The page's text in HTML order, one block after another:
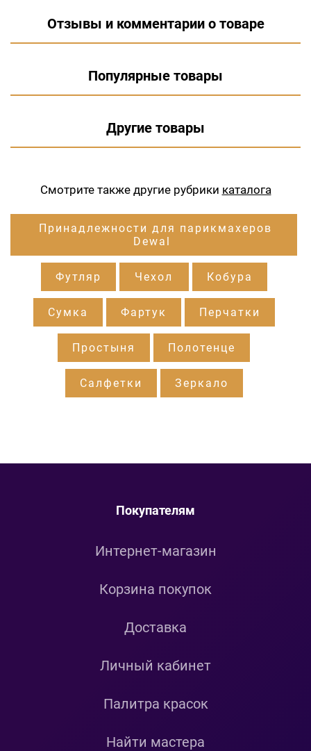
Отзывы и комментарии о товаре
Популярные товары
Другие товары
Смотрите также другие рубрики каталога
Принадлежности для парикмахеров
Dewal
Футляр Чехол Кобура
Сумка Фартук Перчатки
Простыня Полотенце
Салфетки Зеркало
Покупателям
Интернет-магазин
Корзина покупок
Доставка
Личный кабинет
Палитра красок
Найти мастера